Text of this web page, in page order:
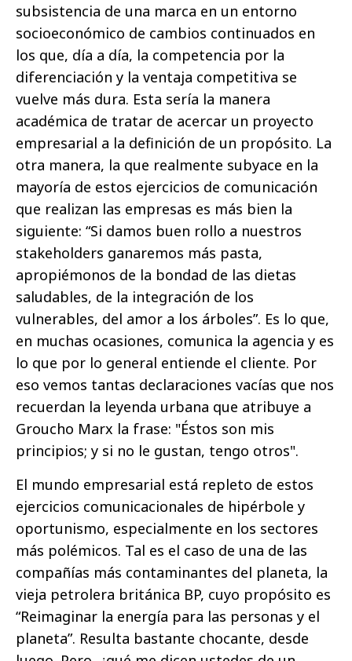
subsistencia de una marca en un entorno
socioeconómico de cambios continuados en
los que, día a día, la competencia por la
diferenciación y la ventaja competitiva se
vuelve más dura. Esta sería la manera
académica de tratar de acercar un proyecto
empresarial a la definición de un propósito. La
otra manera, la que realmente subyace en la
mayoría de estos ejercicios de comunicación
que realizan las empresas es más bien la
siguiente: “Si damos buen rollo a nuestros
stakeholders ganaremos más pasta,
apropiémonos de la bondad de las dietas
saludables, de la integración de los
vulnerables, del amor a los árboles”. Es lo que,
en muchas ocasiones, comunica la agencia y es
lo que por lo general entiende el cliente. Por
eso vemos tantas declaraciones vacías que nos
recuerdan la leyenda urbana que atribuye a
Groucho Marx la frase: "Éstos son mis
principios; y si no le gustan, tengo otros".
El mundo empresarial está repleto de estos
ejercicios comunicacionales de hipérbole y
oportunismo, especialmente en los sectores
más polémicos. Tal es el caso de una de las
compañías más contaminantes del planeta, la
vieja petrolera británica BP, cuyo propósito es
“Reimaginar la energía para las personas y el
planeta”. Resulta bastante chocante, desde